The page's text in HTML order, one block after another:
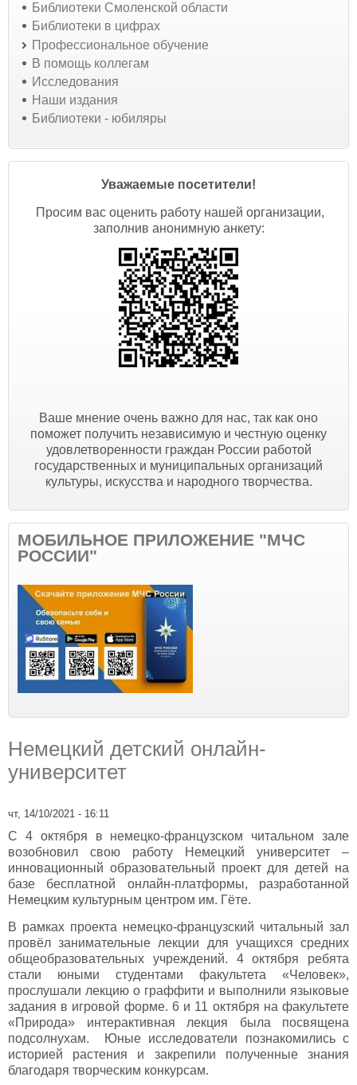
Библиотеки Смоленской области
Библиотеки в цифрах
Профессиональное обучение
В помощь коллегам
Исследования
Наши издания
Библиотеки - юбиляры
Уважаемые посетители!
Просим вас оценить работу нашей организации,
заполнив анонимную анкету:
Ваше мнение очень важно для нас, так как оно
поможет получить независимую и честную оценку
удовлетворенности граждан России работой
государственных и муниципальных организаций
культуры, искусства и народного творчества.
МОБИЛЬНОЕ ПРИЛОЖЕНИЕ "МЧС
РОССИИ"
Немецкий детский онлайн-
университет
чт, 14/10/2021 - 16:11
С 4 октября в немецко-французском читальном зале
возобновил свою работу Немецкий университет –
инновационный образовательный проект для детей на
базе бесплатной онлайн-платформы, разработанной
Немецким культурным центром им. Гёте.
В рамках проекта немецко-французский читальный зал
провёл занимательные лекции для учащихся средних
общеобразовательных учреждений. 4 октября ребята
стали юными студентами факультета «Человек»,
прослушали лекцию о граффити и выполнили языковые
задания в игровой форме. 6 и 11 октября на факультете
«Природа» интерактивная лекция была посвящена
подсолнухам. Юные исследователи познакомились с
историей растения и закрепили полученные знания
благодаря творческим конкурсам.